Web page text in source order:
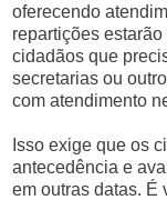
oferecendo
repartições
cidadãos que
secretarias ou
com atendimento
Isso exige que os
antecedência e
em outras datas. É